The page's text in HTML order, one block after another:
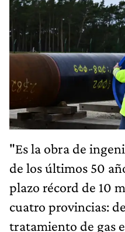
"Es la obra de
de los últimos 50
plazo récord de 10
cuatro provincias:
tratamiento de gas